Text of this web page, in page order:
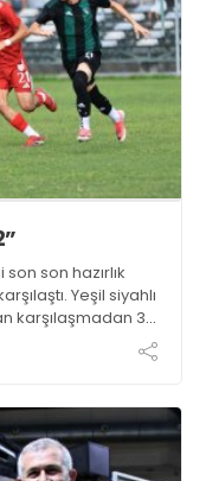
son hazırlık
Yeşil siyahlı
karşılaşmadan 3-